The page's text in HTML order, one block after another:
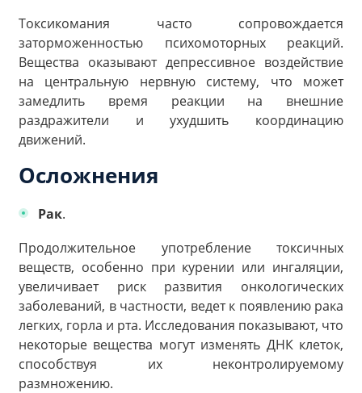
Токсикомания часто сопровождается
заторможенностью психомоторных реакций.
Вещества оказывают депрессивное воздействие
на центральную нервную систему, что может
замедлить время реакции на внешние
раздражители и ухудшить координацию
движений.
Осложнения
Рак.
Продолжительное употребление токсичных
веществ, особенно при курении или ингаляции,
увеличивает риск развития онкологических
заболеваний, в частности, ведет к появлению рака
легких, горла и рта. Исследования показывают, что
некоторые вещества могут изменять ДНК клеток,
способствуя их неконтролируемому
размножению.